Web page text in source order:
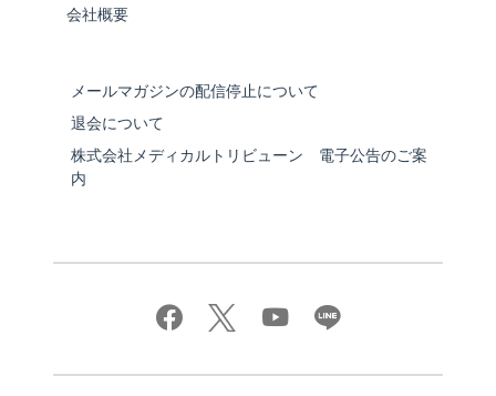
会社概要
メールマガジンの配信停止について
退会について
株式会社メディカルトリビューン 電子公告のご案
内